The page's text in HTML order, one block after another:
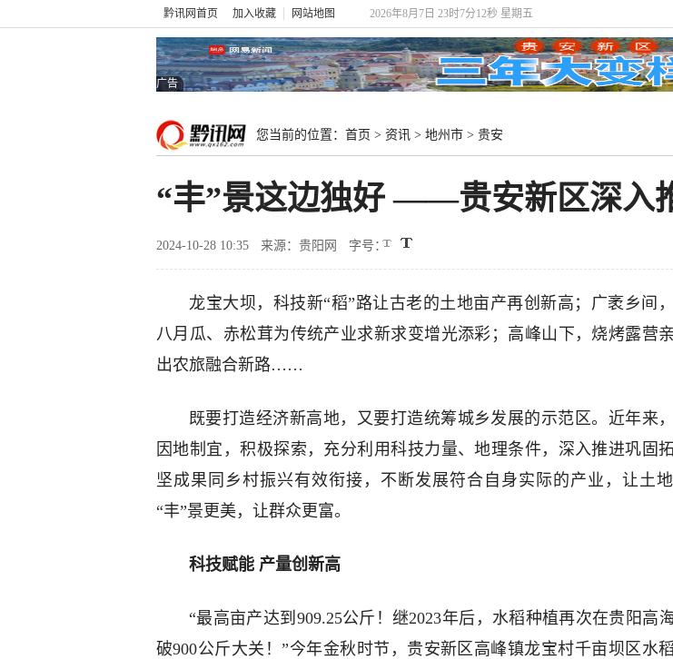
黔讯网首页 加入收藏 网站地图 2026年8月7日 23时7分13秒 星期五
广告
您当前的位置： 首页 > 资讯 > 地州市 > 贵安
“丰”景这边独好 ——贵安新区深入
2024-10-28 10:35 来源：贵阳网 字号：
龙宝大坝，科技新“稻”路让古老的土地亩产再创新高；广袤乡间，
八月瓜、赤松茸为传统产业求新求变增光添彩；高峰山下，烧烤露营
出农旅融合新路……
既要打造经济新高地，又要打造统筹城乡发展的示范区。近年来
因地制宜，积极探索，充分利用科技力量、地理条件，深入推进巩固
坚成果同乡村振兴有效衔接，不断发展符合自身实际的产业，让土
“丰”景更美，让群众更富。
科技赋能 产量创新高
“最高亩产达到909.25公斤！继2023年后，水稻种植再次在贵阳高
破900公斤大关！”今年金秋时节，贵安新区高峰镇龙宝村千亩坝区水稻